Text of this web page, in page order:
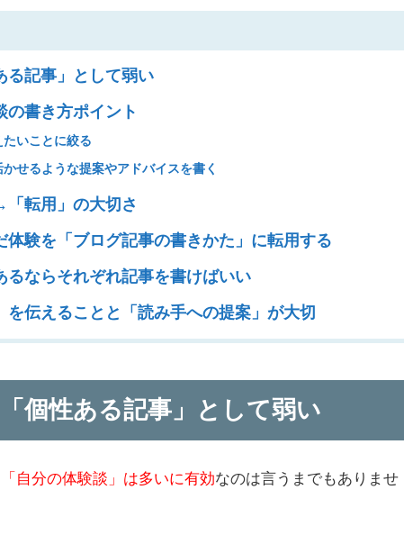
る記事」として弱い
の書き方ポイント
いことに絞る
せるような提案やアドバイスを書く
転用」の大切さ
体験を「ブログ記事の書きかた」に転用する
るならそれぞれ記事を書けばいい
を伝えることと「読み手への提案」が大切
個性ある記事」として弱い
「自分の体験談」は多いに有効なのは言うまでもありませ